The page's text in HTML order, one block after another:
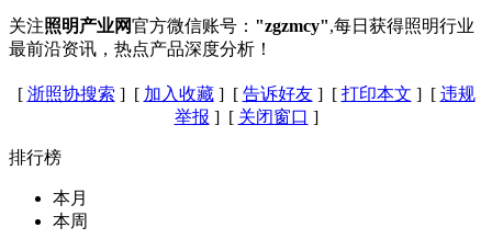
关注照明产业网官方微信账号： "zgzmcy",每日获得照明行业
最前沿资讯，热点产品深度分析！
[ 浙照协搜索 ] [ 加入收藏] [ 告诉好友] [ 打印本文 ] [ 违规
举报 ] [ 关闭窗口 ]
排行榜
本月
本周